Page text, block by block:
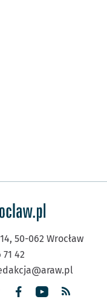
50-062 Wrocław
71 42